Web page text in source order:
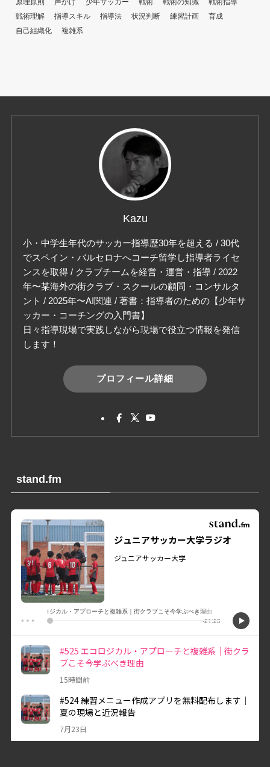
原理原則
声かけ 少年サッカー 戦術 戦術の知識
戦術指導
戦術理解
指導スキル 指導法 状況判断 練習計画
育成
自己組織化
複雑系
Kazu
小・中学生年代のサッカー指導歴30年を超える / 30代
でスペイン・バルセロナへコーチ留学し指導者ライセ
ンスを取得 / クラブチームを経営・運営・指導 / 2022
年〜某海外の街クラブ・スクールの顧問・コンサルタ
ント / 2025年〜AI関連 / 著書：指導者のための【少年サ
ッカー・コーチングの入門書】
日々指導現場で実践しながら現場で役立つ情報を発信
します！
プロフィール詳細
stand.fm